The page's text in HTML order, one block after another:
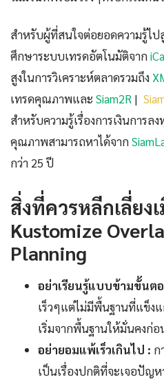
สำหรับผู้ที่สนใจต่อยอดความรู้ไป
ศึกษาระบบเทรดอัตโนมัติจาก
สูงในการวิเคราะห์ตลาดรวมถึง
เทรดคุณภาพและ Siam2R |
สำหรับความรู้เรื่องการเงินการ
คุณภาพสามารถหาได้จาก
กว่า 25 ปี
สิ่งที่ควรหลีกเลี่ยง
Kustomize
Planning
อย่าเรียนรู้แบบข้ามขั้นต
เร็วๆแต่ไม่มีพื้นฐานที่แข็ง
เริ่มจากพื้นฐานให้มั่นคงก่
อย่ายอมแพ้เร็วเกินไป : ก
เป็นเรื่องปกติที่จะเจอปัญ